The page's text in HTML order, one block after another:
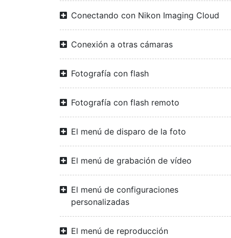
Conectando con Nikon Imaging Cloud
Conexión a otras cámaras
Fotografía con flash
Fotografía con flash remoto
El menú de disparo de la foto
El menú de grabación de vídeo
El menú de configuraciones
personalizadas
El menú de reproducción